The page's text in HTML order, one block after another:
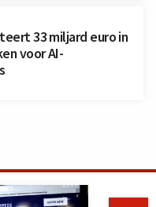
33 miljard euro in
voor AI-